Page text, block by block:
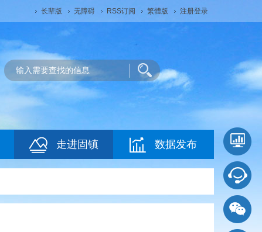
长辈版 无障碍 RSS订阅 繁體版 注册登录
走进固镇 数据发布